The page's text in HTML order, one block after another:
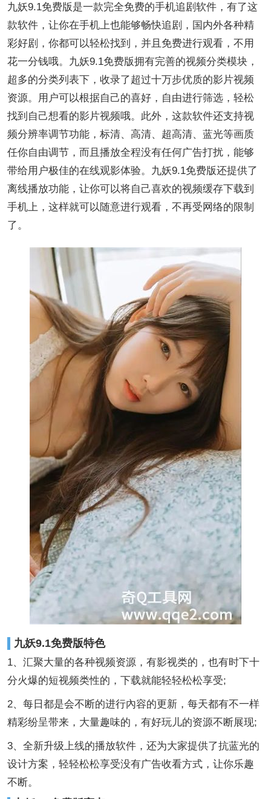
九妖9.1免费版是一款完全免费的手机追剧软件，有了这
款软件，让你在手机上也能够畅快追剧，国内外各种精
彩好剧，你都可以轻松找到，并且免费进行观看，不用
花一分钱哦。九妖9.1免费版拥有完善的视频分类模块，
超多的分类列表下，收录了超过十万步优质的影片视频
资源。用户可以根据自己的喜好，自由进行筛选，轻松
找到自己想看的影片视频哦。此外，这款软件还支持视
频分辨率调节功能，标清、高清、超高清、蓝光等画质
任你自由调节，而且播放全程没有任何广告打扰，能够
带给用户极佳的在线观影体验。九妖9.1免费版还提供了
离线播放功能，让你可以将自己喜欢的视频缓存下载到
手机上，这样就可以随意进行观看，不再受网络的限制
了。
九妖9.1免费版特色
1、汇聚大量的各种视频资源，有影视类的，也有时下十
分火爆的短视频类性的，下载就能轻轻松松享受;
2、每日都是会不断的进行內容的更新，每天都有不一样
精彩纷呈带来，大量趣味的，有好玩儿的资源不断展现;
3、全新升级上线的播放软件，还为大家提供了抗蓝光的
设计方案，轻轻松松享受没有广告收看方式，让你乐趣
不断。